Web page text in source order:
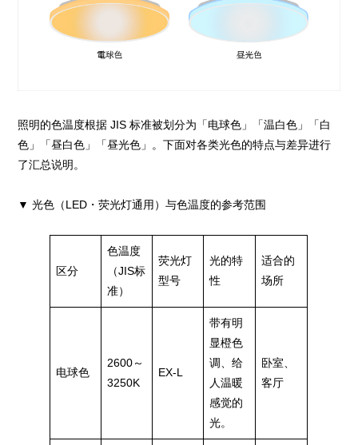
照明的色温度根据 JIS 标准被划分为「电球色」「温白色」「白
色」「昼白色」「昼光色」。下面对各类光色的特点与差异进行
了汇总说明。
▼ 光色（LED・荧光灯通用）与色温度的参考范围
区分
色温度
（JIS标
准）
荧光灯
型号
光的特
性
适合的
场所
电球色
2600～
3250K
EX-L
带有明
显橙色
调、给
人温暖
感觉的
光。
卧室、
客厅